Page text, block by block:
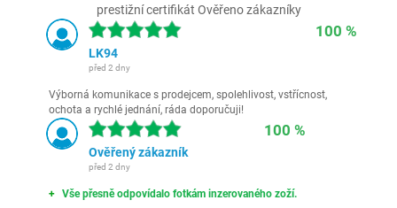
prestižní certifikát Ověřeno zákazníky
100 %
LK94
před 2 dny
Výborná komunikace s prodejcem, spolehlivost, vstřícnost,
ochota a rychlé jednání, ráda doporučuji!
100 %
Ověřený zákazník
před 2 dny
Vše přesně odpovídalo fotkám inzerovaného zoží.